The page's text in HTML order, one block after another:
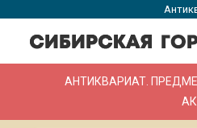
АНТИКВАРИАТ.